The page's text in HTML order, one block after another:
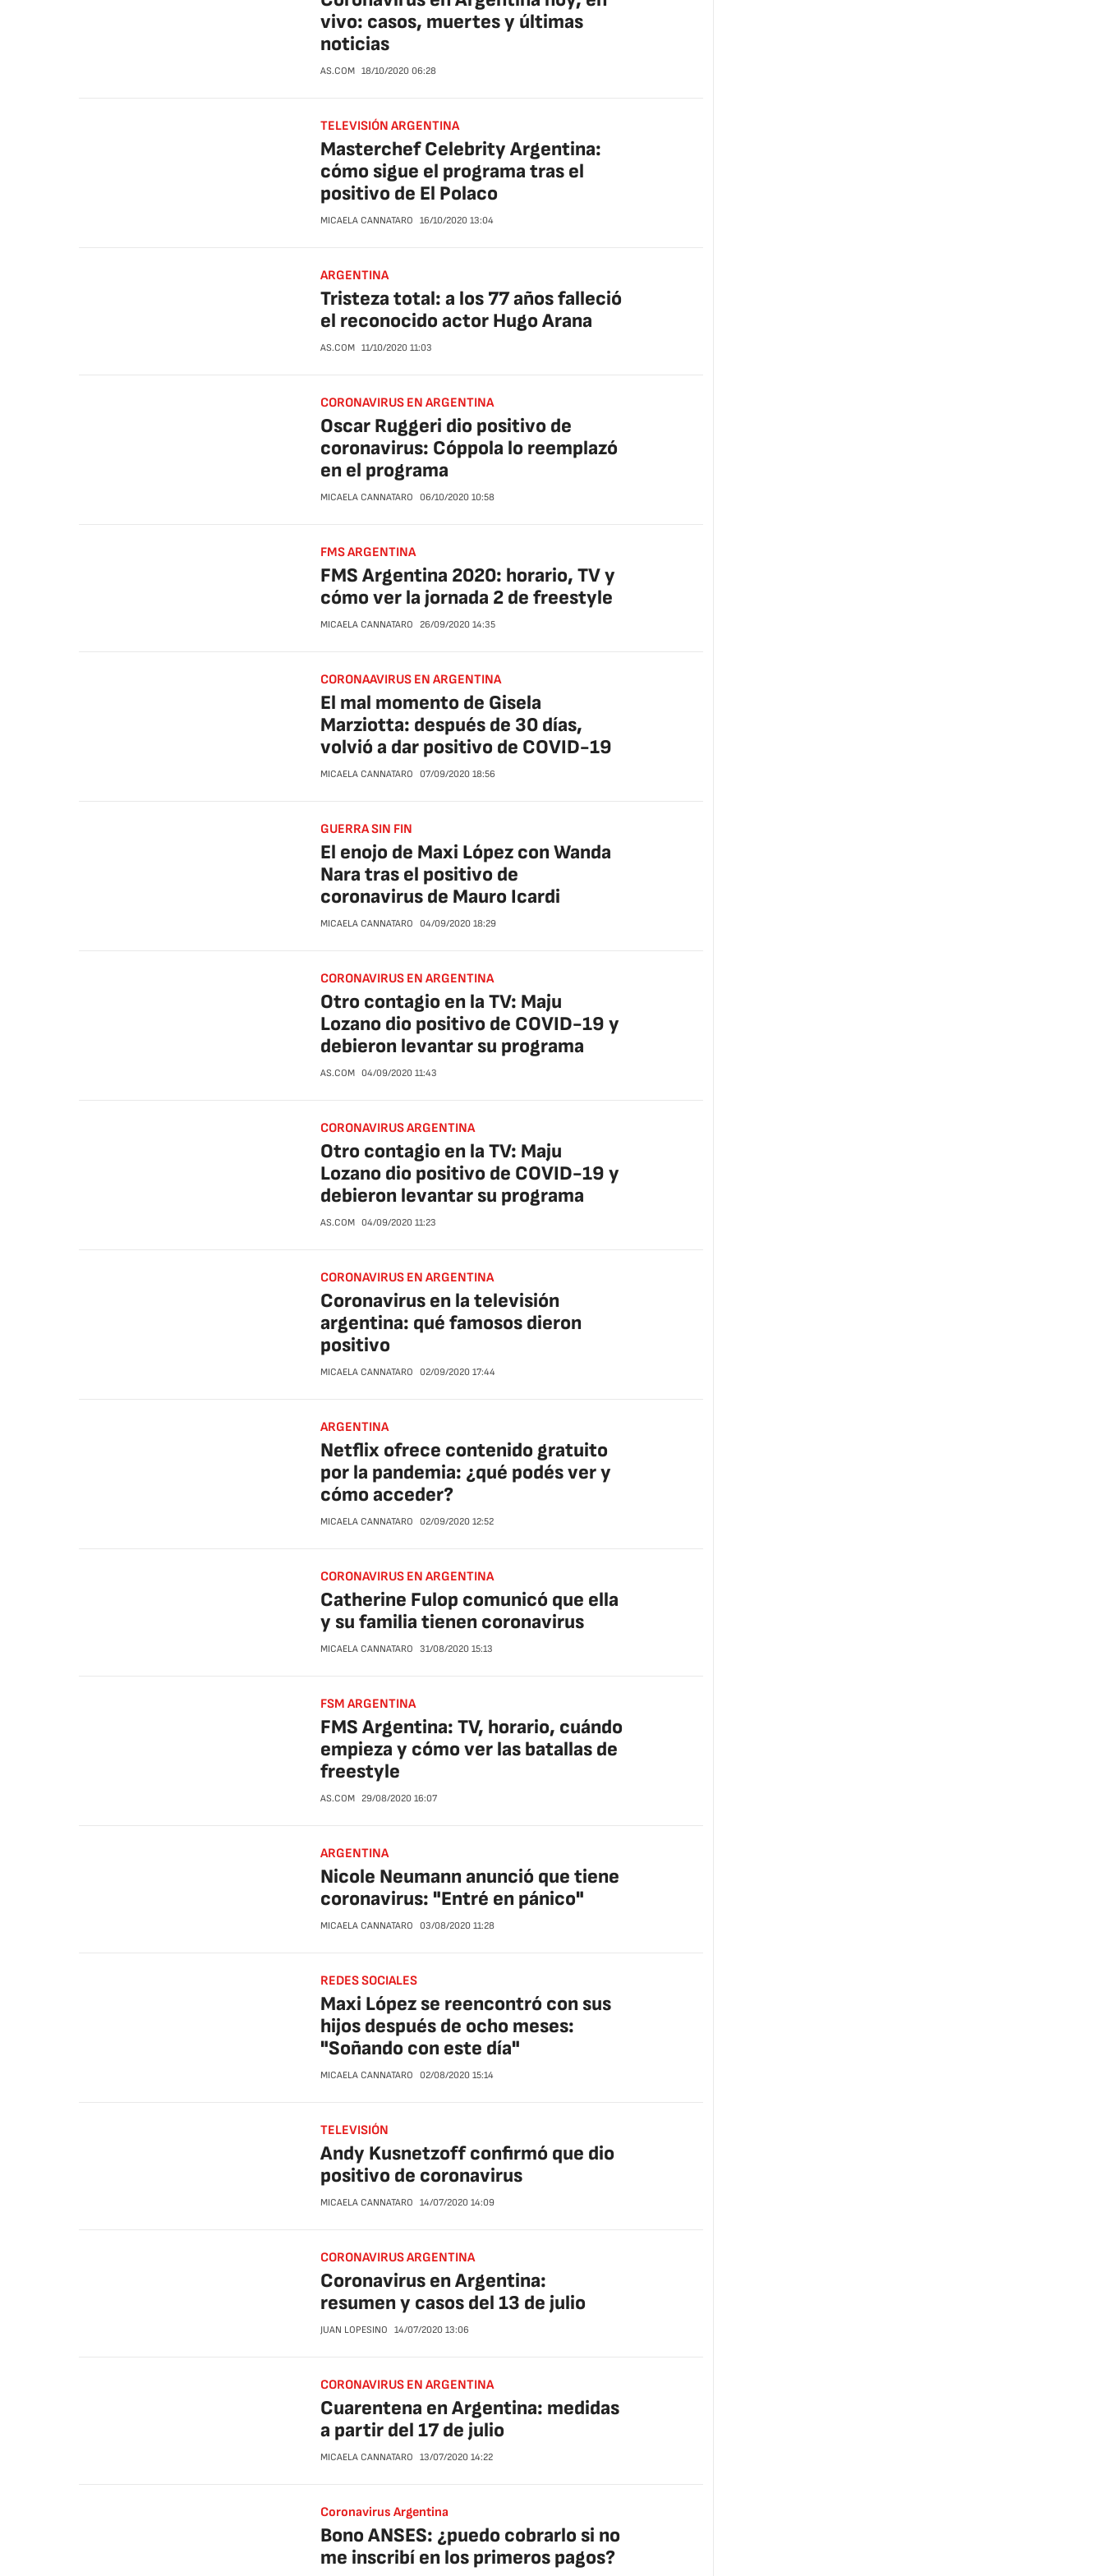
vivo: casos, muertes y últimas
noticias
AS.COM 18/10/2020 06:28
TELEVISIÓN ARGENTINA
Masterchef Celebrity Argentina:
cómo sigue el programa tras el
positivo de El Polaco
MICAELA CANNATARO 16/10/2020 13:04
ARGENTINA
Tristeza total: a los 77 años falleció
el reconocido actor Hugo Arana
AS.COM 11/10/2020 11:03
CORONAVIRUS EN ARGENTINA
Oscar Ruggeri dio positivo de
coronavirus: Cóppola lo reemplazó
en el programa
MICAELA CANNATARO 06/10/2020 10:58
FMS ARGENTINA
FMS Argentina 2020: horario, TV y
cómo ver la jornada 2 de freestyle
MICAELA CANNATARO 26/09/2020 14:35
CORONAAVIRUS EN ARGENTINA
El mal momento de Gisela
Marziotta: después de 30 días,
volvió a dar positivo de COVID-19
MICAELA CANNATARO 07/09/2020 18:56
GUERRA SIN FIN
El enojo de Maxi López con Wanda
Nara tras el positivo de
coronavirus de Mauro Icardi
MICAELA CANNATARO 04/09/2020 18:29
CORONAVIRUS EN ARGENTINA
Otro contagio en la TV: Maju
Lozano dio positivo de COVID-19 y
debieron levantar su programa
AS.COM 04/09/2020 11:43
CORONAVIRUS ARGENTINA
Otro contagio en la TV: Maju
Lozano dio positivo de COVID-19 y
debieron levantar su programa
AS.COM 04/09/2020 11:23
CORONAVIRUS EN ARGENTINA
Coronavirus en la televisión
argentina: qué famosos dieron
positivo
MICAELA CANNATARO 02/09/2020 17:44
ARGENTINA
Netflix ofrece contenido gratuito
por la pandemia: ¿qué podés ver y
cómo acceder?
MICAELA CANNATARO 02/09/2020 12:52
CORONAVIRUS EN ARGENTINA
Catherine Fulop comunicó que ella
y su familia tienen coronavirus
MICAELA CANNATARO 31/08/2020 15:13
FSM ARGENTINA
FMS Argentina: TV, horario, cuándo
empieza y cómo ver las batallas de
freestyle
AS.COM 29/08/2020 16:07
ARGENTINA
Nicole Neumann anunció que tiene
coronavirus: "Entré en pánico"
MICAELA CANNATARO 03/08/2020 11:28
REDES SOCIALES
Maxi López se reencontró con sus
hijos después de ocho meses:
"Soñando con este día"
MICAELA CANNATARO 02/08/2020 15:14
TELEVISIÓN
Andy Kusnetzoff confirmó que dio
positivo de coronavirus
MICAELA CANNATARO 14/07/2020 14:09
CORONAVIRUS ARGENTINA
Coronavirus en Argentina:
resumen y casos del 13 de julio
JUAN LOPESINO 14/07/2020 13:06
CORONAVIRUS EN ARGENTINA
Cuarentena en Argentina: medidas
a partir del 17 de julio
MICAELA CANNATARO 13/07/2020 14:22
Coronavirus Argentina
Bono ANSES: ¿puedo cobrarlo si no
me inscribí en los primeros pagos?